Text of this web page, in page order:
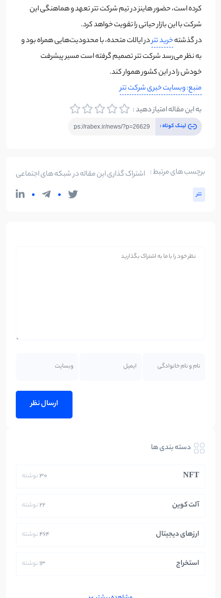
کرده است، حضور هاینز در تیم شرکت تتر تعهد و هماهنگی این
شرکت با این بازار حیاتی را تقویت خواهد کرد.
در گذشتهخرید تتردر ایالات متحده، با محدودیت‌هایی همراه بود و
به نظر می‌رسد شرکت تتر تصمیم گرفته است مسیر پیشرفت
خودش را در این کشور هموار کند.
منبع: وبسایت خبری شرکت تتر
به این مقاله امتیاز دهید :
لینک کوتاه :
برچسب های مرتبط :
تتر
اشتراک گذاری این مقاله در شبکه های اجتماعی
دسته بندی ها
NFT
30نوشته
آلت کوین 22نوشته
ارزهای دیجیتال 464نوشته
استخراج 13نوشته